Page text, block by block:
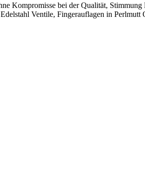
Kompromisse bei der Qualität,
Ventile, Fingerauflagen in